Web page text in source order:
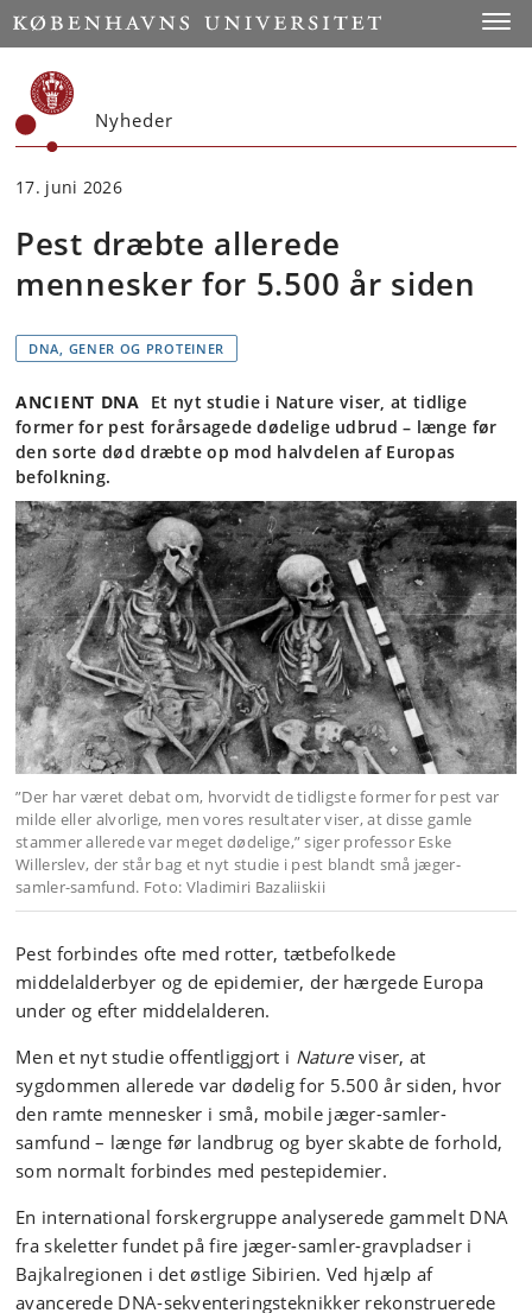
Start
Nyheder
17. juni 2026
Pest dræbte allerede
mennesker for 5.500 år siden
DNA, GENER OG PROTEINER
ANCIENT DNA Et nyt studie i Nature viser, at tidlige
former for pest forårsagede dødelige udbrud – længe før
den sorte død dræbte op mod halvdelen af Europas
befolkning.
”Der har været debat om, hvorvidt de tidligste former for pest var
milde eller alvorlige, men vores resultater viser, at disse gamle
stammer allerede var meget dødelige,” siger professor Eske
Willerslev, der står bag et nyt studie i pest blandt små jæger-
samler-samfund. Foto: Vladimiri Bazaliiskii
Pest forbindes ofte med rotter, tætbefolkede
middelalderbyer og de epidemier, der hærgede Europa
under og efter middelalderen.
Men et nyt studie offentliggjort i Natureviser, at
sygdommen allerede var dødelig for 5.500 år siden, hvor
den ramte mennesker i små, mobile jæger-samler-
samfund – længe før landbrug og byer skabte de forhold,
som normalt forbindes med pestepidemier.
En international forskergruppe analyserede gammelt DNA
fra skeletter fundet på fire jæger-samler-gravpladser i
Bajkalregionen i det østlige Sibirien. Ved hjælp af
avancerede DNA-sekventeringsteknikker rekonstruerede